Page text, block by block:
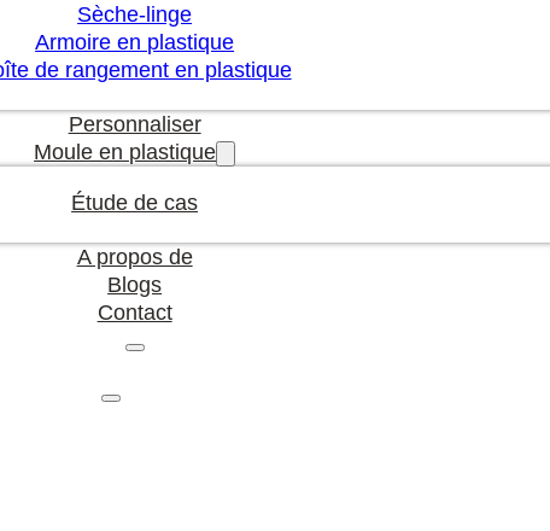
Sèche-linge
Armoire en plastique
de rangement en plastique
Personnaliser
Moule en plastique
Étude de cas
A propos de
Blogs
Contact